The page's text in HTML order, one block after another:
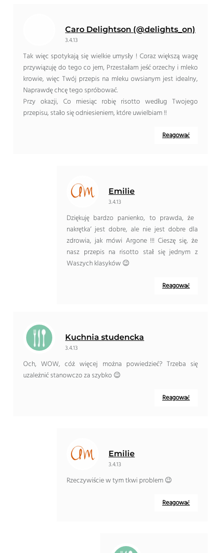
Caro Delightson (@delights_on)
3.4.13
Tak więc spotykają się wielkie umysły ! Coraz większą wagę
przywiązuję do tego co jem, Przestałam jeść orzechy i mleko
krowie, więc Twój przepis na mleku owsianym jest idealny,
Naprawdę chcę tego spróbować.
Przy okazji, Co miesiąc robię risotto według Twojego
przepisu, stało się odniesieniem, które uwielbiam !!
Reagować
Emilie
3.4.13
Dziękuję bardzo panienko, to prawda, że ​​
nakrętka’ jest dobre, ale nie jest dobre dla
zdrowia, jak mówi Argone !!! Cieszę się, że
nasz przepis na risotto stał się jednym z
Waszych klasyków 😉
Reagować
Kuchnia studencka
3.4.13
Och, WOW, cóż więcej można powiedzieć? Trzeba się
uzależnić stanowczo za szybko 😉
Reagować
Emilie
3.4.13
Rzeczywiście w tym tkwi problem 😉
Reagować